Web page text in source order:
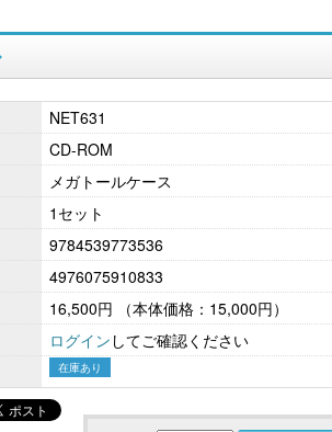
NET631
CD-ROM
メガトールケース
1セット
9784539773536
4976075910833
16,500円
（本体価格：15,000円）
ログイン してご確認ください
在庫あり
ための 労務・安全衛生コ
ンス・チェック
令和８年度 雇用関係助成
業内職業能力開発計画か